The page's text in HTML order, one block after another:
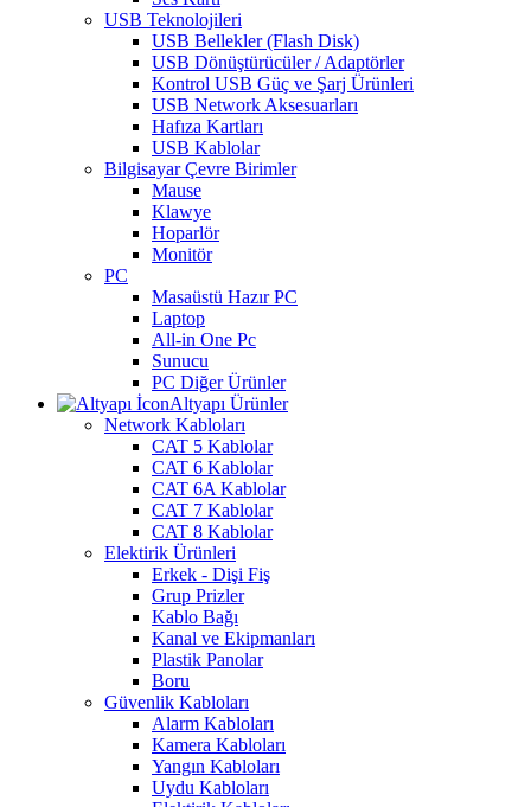
USB Teknolojileri
USB Bellekler (Flash Disk)
USB Dönüştürücüler / Adaptörler
Kontrol USB Güç ve Şarj Ürünleri
USB Network Aksesuarları
Hafıza Kartları
USB Kablolar
Bilgisayar Çevre Birimler
Mause
Klawye
Hoparlör
Monitör
PC
Masaüstü Hazır PC
Laptop
All-in One Pc
Sunucu
PC Diğer Ürünler
Altyapı Ürünler
Network Kabloları
CAT 5 Kablolar
CAT 6 Kablolar
CAT 6A Kablolar
CAT 7 Kablolar
CAT 8 Kablolar
Elektirik Ürünleri
Erkek - Dişi Fiş
Grup Prizler
Kablo Bağı
Kanal ve Ekipmanları
Plastik Panolar
Boru
Güvenlik Kabloları
Alarm Kabloları
Kamera Kabloları
Yangın Kabloları
Uydu Kabloları